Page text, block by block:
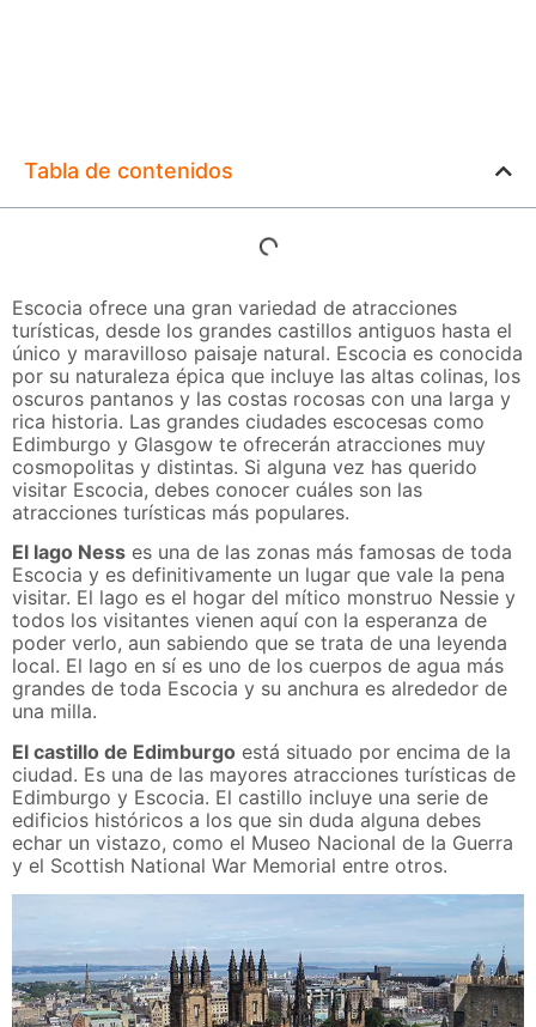
Tabla de contenidos
Escocia ofrece una gran variedad de atracciones
turísticas, desde los grandes castillos antiguos hasta el
único y maravilloso paisaje natural. Escocia es conocida
por su naturaleza épica que incluye las altas colinas, los
oscuros pantanos y las costas rocosas con una larga y
rica historia. Las grandes ciudades escocesas como
Edimburgo y Glasgow te ofrecerán atracciones muy
cosmopolitas y distintas. Si alguna vez has querido
visitar Escocia, debes conocer cuáles son las
atracciones turísticas más populares.
El lago Ness es una de las zonas más famosas de toda
Escocia y es definitivamente un lugar que vale la pena
visitar. El lago es el hogar del mítico monstruo Nessie y
todos los visitantes vienen aquí con la esperanza de
poder verlo, aun sabiendo que se trata de una leyenda
local. El lago en sí es uno de los cuerpos de agua más
grandes de toda Escocia y su anchura es alrededor de
una milla.
El castillo de Edimburgo está situado por encima de la
ciudad. Es una de las mayores atracciones turísticas de
Edimburgo y Escocia. El castillo incluye una serie de
edificios históricos a los que sin duda alguna debes
echar un vistazo, como el Museo Nacional de la Guerra
y el Scottish National War Memorial entre otros.